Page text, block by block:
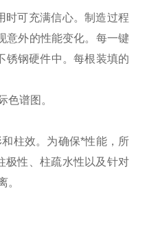
时可充满信心。制造过程
意外的性能变化。每一键
锈钢硬件中。每根装填的
谱图。
柱效。为确保*性能，所
极性、柱疏水性以 及针对
。